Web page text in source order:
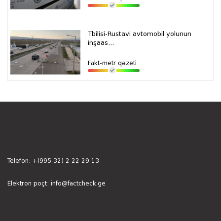
Tbilisi-Rustavi avtomobil yolunun
inşaas...
Fakt-metr qəzeti
Telefon: +(995 32) 2 22 29 13
Elektron poçt: info@factcheck.ge